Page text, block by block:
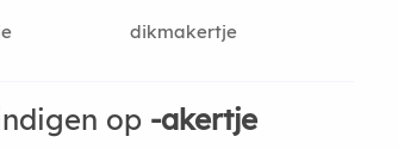
dikmakertje
op -akertje